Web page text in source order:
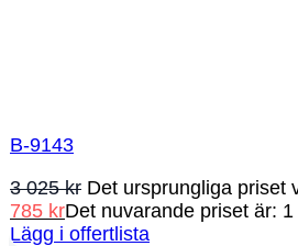
B-9143
3 025kr Det ursprungliga priset
785 krDet nuvarande priset är: 1
Lägg i offertlista